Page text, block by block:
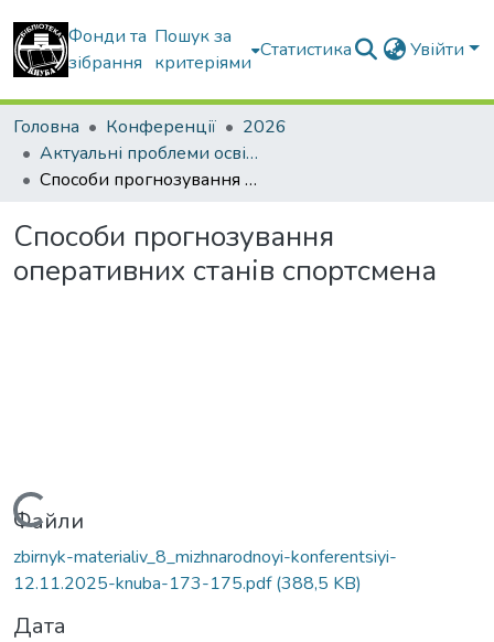
Фонди та
зібрання
Пошук за
критеріями
Статистика Увійти
Головна Конференції
2026
Актуальні проблеми освітнього процесу в контексті європейського вибору України
Способи прогнозування оперативних станів спортсмена
Способи прогнозування
оперативних станів спортсмена
Вантажиться...
Файли
zbirnyk-materialiv_8_mizhnarodnoyi-konferentsiyi-
12.11.2025-knuba-173-175.pdf(388,5 KB)
Дата